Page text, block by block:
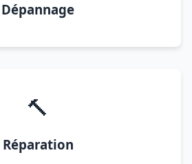
Dépannage
🔨
Réparation